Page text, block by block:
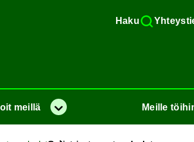
Haku
meil­lä Va­lik­ko Meil­le